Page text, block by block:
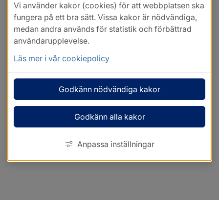
Vi använder kakor (cookies) för att webbplatsen ska
fungera på ett bra sätt. Vissa kakor är nödvändiga,
medan andra används för statistik och förbättrad
användarupplevelse.
Läs mer i vår cookiepolicy
Godkänn nödvändiga kakor
Godkänn alla kakor
Anpassa inställningar